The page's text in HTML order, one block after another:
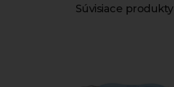
Súvisiace produkty